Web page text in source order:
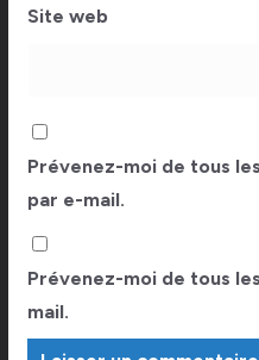
Site web
Prévenez-moi de tous
par e-mail.
Prévenez-moi de tous
mail.